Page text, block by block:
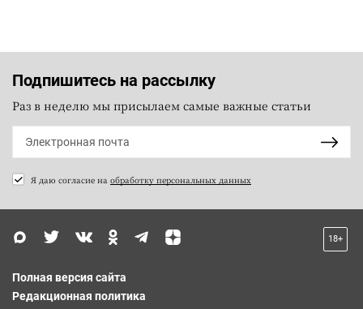
Подпишитесь на рассылку
Раз в неделю мы присылаем самые важные статьи
Я даю согласие на обработку персональных данных
18+
Полная версия сайта
Редакционная политика